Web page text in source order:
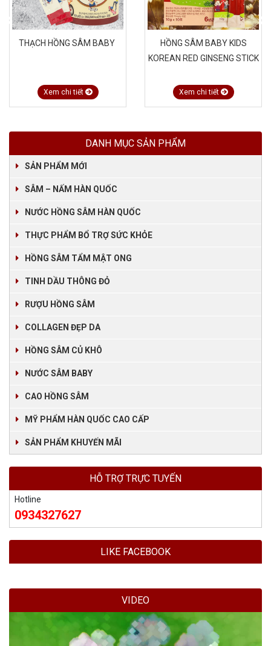
THẠCH HỒNG SÂM BABY
Xem chi tiết
HỒNG SÂM BABY KIDS
KOREAN RED GINSENG STICK
Xem chi tiết
DANH MỤC SẢN PHẨM
SẢN PHẨM MỚI
SÂM – NẤM HÀN QUỐC
NƯỚC HỒNG SÂM HÀN QUỐC
THỰC PHẨM BỔ TRỢ SỨC KHỎE
HỒNG SÂM TẨM MẬT ONG
TINH DẦU THÔNG ĐỎ
RƯỢU HỒNG SÂM
COLLAGEN ĐẸP DA
HỒNG SÂM CỦ KHÔ
NƯỚC SÂM BABY
CAO HỒNG SÂM
MỸ PHẨM HÀN QUỐC CAO CẤP
SẢN PHẨM KHUYẾN MÃI
HỖ TRỢ TRỰC TUYẾN
Hotline
0934327627
LIKE FACEBOOK
VIDEO